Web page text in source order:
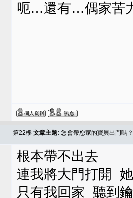
呃…還有…偶家苦
第22樓 文章主題: 您會帶您家的寶貝出門嗎？
根本帶不出去
連我將大門打開
只有我回家 聽到